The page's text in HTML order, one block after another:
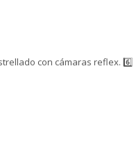
con cámaras reflex. 6️⃣